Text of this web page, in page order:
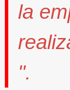
la
".